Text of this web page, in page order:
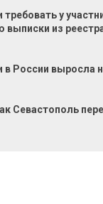
у
из
в России выросла
Севастополь